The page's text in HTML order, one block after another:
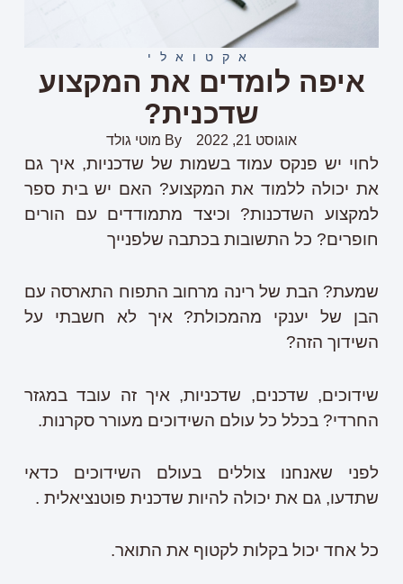
אקטואלי
איפה לומדים את המקצוע
שדכנית?
אוגוסט 21, 2022 By מוטי גולד
לחוי יש פנקס עמוד בשמות של שדכניות, איך גם
את יכולה ללמוד את המקצוע? האם יש בית ספר
למקצוע השדכנות? וכיצד מתמודדים עם הורים
חופרים? כל התשובות בכתבה שלפנייך
שמעת? הבת של רינה מרחוב התפוח התארסה עם
הבן של יענקי מהמכולת? איך לא חשבתי על
השידוך הזה?
שידוכים, שדכנים, שדכניות, איך זה עובד במגזר
החרדי? בכלל כל עולם השידוכים מעורר סקרנות.
לפני שאנחנו צוללים בעולם השידוכים כדאי
שתדעו, גם את יכולה להיות שדכנית פוטנציאלית .
כל אחד יכול בקלות לקטוף את התואר.